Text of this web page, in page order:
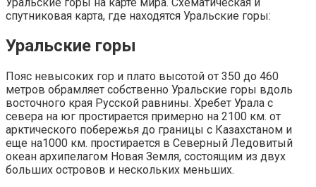
спутниковая карта, где находятся Уральские горы:
Уральские горы
Пояс невысоких гор и плато высотой от 350 до 460
метров обрамляет собственно Уральские горы вдоль
восточного края Русской равнины. Хребет Урала с
севера на юг простирается примерно на 2100 км. от
арктического побережья до границы с Казахстаном и
еще на1000 км. простирается в Северный Ледовитый
океан архипелагом Новая Земля, состоящим из двух
больших островов и нескольких меньших.